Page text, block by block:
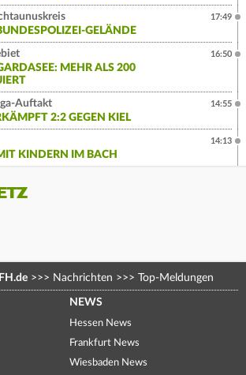
GELÄNDE
17:49
MEHR ALS 200
16:50
Auftakt
2:2 GEGEN KIEL
14:55
KINDERN IM BACH
14:13
>>> Nachrichten >>> Top-Meldungen
NEWS
Hessen News
Frankfurt News
Wiesbaden News